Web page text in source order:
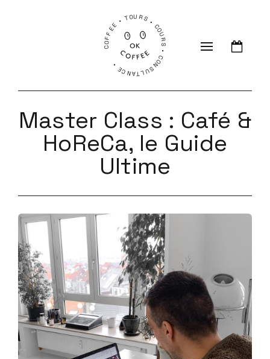
COFFEE • TOURS • COURS • CONSULTANCE •
Master Class : Café &
HoReCa, le Guide
Ultime